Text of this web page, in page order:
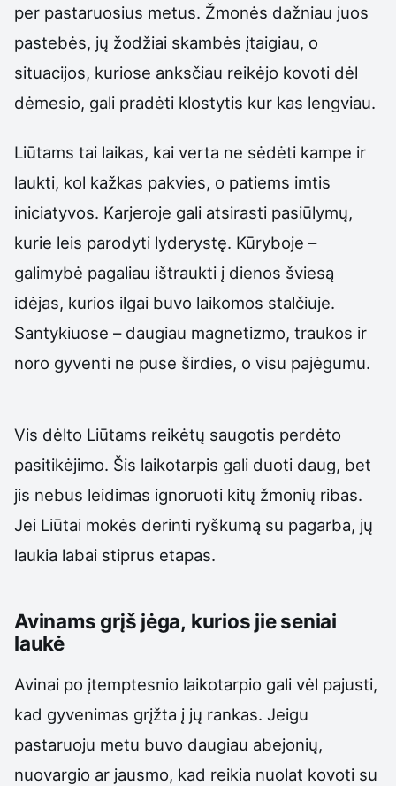
per pastaruosius metus. Žmonės dažniau juos
pastebės, jų žodžiai skambės įtaigiau, o
situacijos, kuriose anksčiau reikėjo kovoti dėl
dėmesio, gali pradėti klostytis kur kas lengviau.
Liūtams tai laikas, kai verta ne sėdėti kampe ir
laukti, kol kažkas pakvies, o patiems imtis
iniciatyvos. Karjeroje gali atsirasti pasiūlymų,
kurie leis parodyti lyderystę. Kūryboje –
galimybė pagaliau ištraukti į dienos šviesą
idėjas, kurios ilgai buvo laikomos stalčiuje.
Santykiuose – daugiau magnetizmo, traukos ir
noro gyventi ne puse širdies, o visu pajėgumu.
Vis dėlto Liūtams reikėtų saugotis perdėto
pasitikėjimo. Šis laikotarpis gali duoti daug, bet
jis nebus leidimas ignoruoti kitų žmonių ribas.
Jei Liūtai mokės derinti ryškumą su pagarba, jų
laukia labai stiprus etapas.
Avinams grįš jėga, kurios jie seniai
laukė
Avinai po įtemptesnio laikotarpio gali vėl pajusti,
kad gyvenimas grįžta į jų rankas. Jeigu
pastaruoju metu buvo daugiau abejonių,
nuovargio ar jausmo, kad reikia nuolat kovoti su